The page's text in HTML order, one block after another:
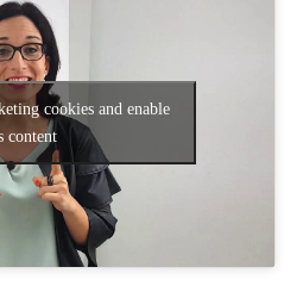
cookies and enable
content